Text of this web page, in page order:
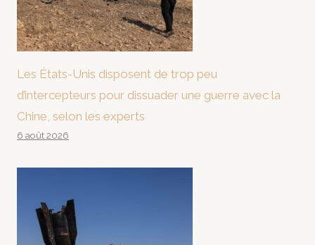
Les États-Unis disposent de trop peu
d’intercepteurs pour dissuader une guerre avec la
Chine, selon les experts
6 août 2026